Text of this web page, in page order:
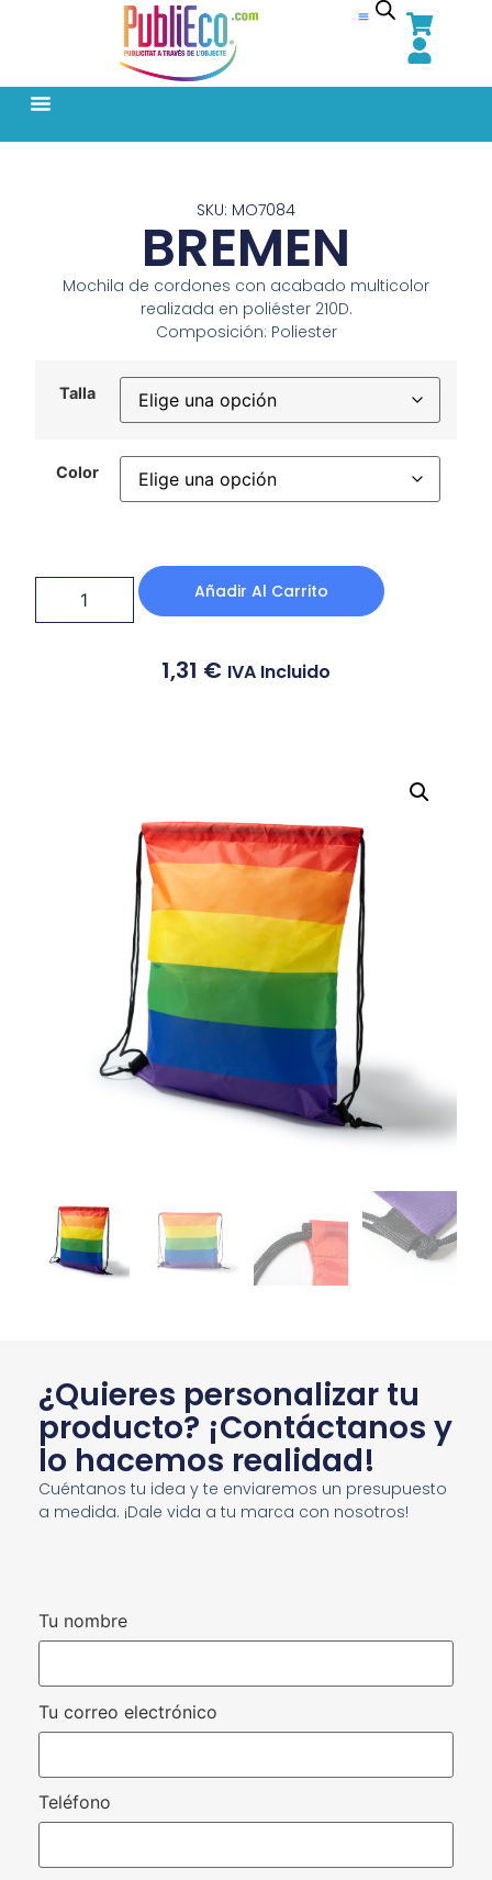
SKU: MO7084
BREMEN
Mochila de cordones con acabado multicolor
realizada en poliéster 210D.
Composición: Poliester
Talla
Color
Añadir Al Carrito
1,31 € IVA Incluido
¿Quieres personalizar tu
producto? ¡Contáctanos y
lo hacemos realidad!
Cuéntanos tu idea y te enviaremos un presupuesto
a medida. ¡Dale vida a tu marca con nosotros!
Tu nombre
Tu correo electrónico
Teléfono